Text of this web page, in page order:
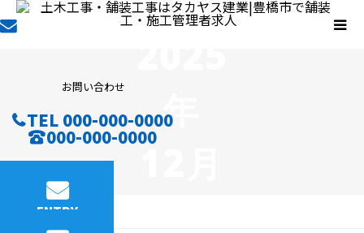
お問い合わせ
TEL 000-000-0000
000-000-0000
ENTRY
年
BLOG